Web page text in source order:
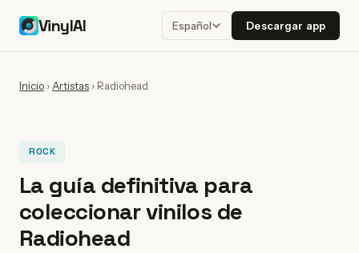
VinylAI Español Descargar app
Inicio › Artistas › Radiohead
ROCK
La guía definitiva para
coleccionar vinilos de
Radiohead